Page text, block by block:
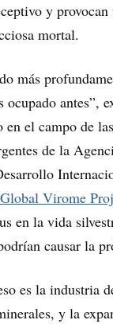
y provocan
mortal.
más
ocupado antes”,
el campo de
de la
Global Virome
en la vida
causar la
es la industria
y la